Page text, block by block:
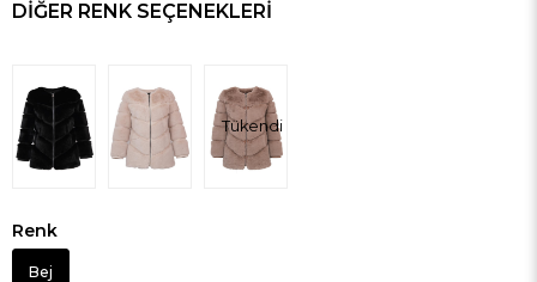
DIĞER RENK SEÇENEKLERI
Tükendi
Renk
Bej